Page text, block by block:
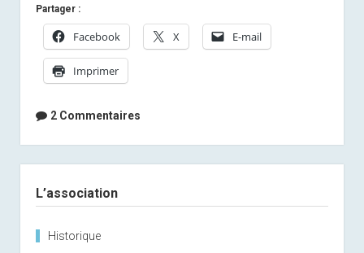
le
top
5
en
de
mire
!
Partager :
Facebook X E-mail
Imprimer
2 Commentaires
L’association
Historique